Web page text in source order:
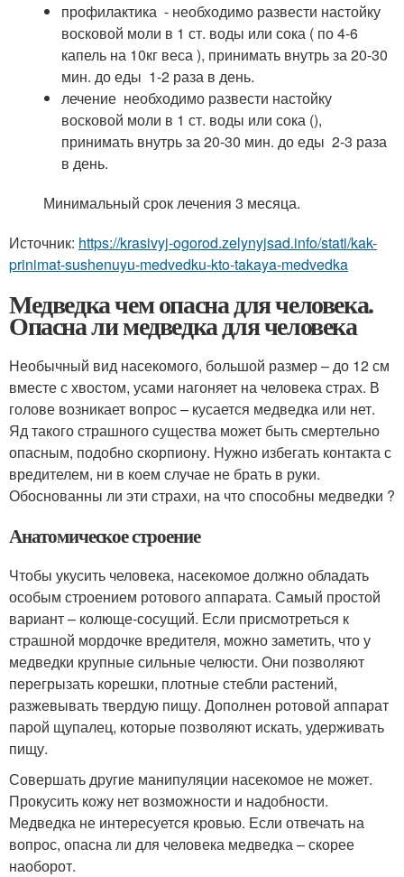
профилактика - необходимо развести настойку
восковой моли в 1 ст. воды или сока ( по 4-6
капель на 10кг веса ), принимать внутрь за 20-30
мин. до еды 1-2 раза в день.
лечение необходимо развести настойку
восковой моли в 1 ст. воды или сока (),
принимать внутрь за 20-30 мин. до еды 2-3 раза
в день.
Минимальный срок лечения 3 месяца.
Источник: https://krasivyj-ogorod.zelynyjsad.info/stati/kak-
prinimat-sushenuyu-medvedku-kto-takaya-medvedka
Медведка чем опасна для человека.
Опасна ли медведка для человека
Необычный вид насекомого, большой размер – до 12 см
вместе с хвостом, усами нагоняет на человека страх. В
голове возникает вопрос – кусается медведка или нет.
Яд такого страшного существа может быть смертельно
опасным, подобно скорпиону. Нужно избегать контакта с
вредителем, ни в коем случае не брать в руки.
Обоснованны ли эти страхи, на что способны медведки ?
Анатомическое строение
Чтобы укусить человека, насекомое должно обладать
особым строением ротового аппарата. Самый простой
вариант – колюще-сосущий. Если присмотреться к
страшной мордочке вредителя, можно заметить, что у
медведки крупные сильные челюсти. Они позволяют
перегрызать корешки, плотные стебли растений,
разжевывать твердую пищу. Дополнен ротовой аппарат
парой щупалец, которые позволяют искать, удерживать
пищу.
Совершать другие манипуляции насекомое не может.
Прокусить кожу нет возможности и надобности.
Медведка не интересуется кровью. Если отвечать на
вопрос, опасна ли для человека медведка – скорее
наоборот.